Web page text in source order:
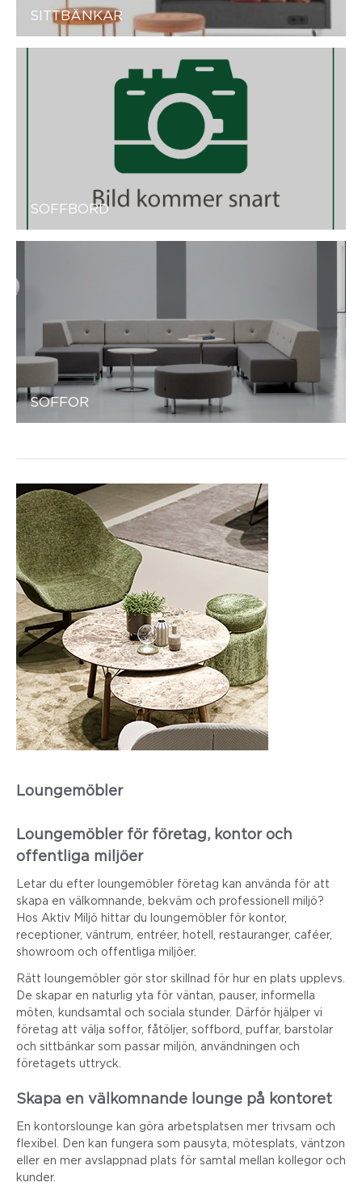
SITTBÄNKAR
SOFFBORD
SOFFOR
Loungemöbler
Loungemöbler för företag, kontor och
offentliga miljöer
Letar du efter loungemöbler företag kan använda för att
skapa en välkomnande, bekväm och professionell miljö?
Hos Aktiv Miljö hittar du loungemöbler för kontor,
receptioner, väntrum, entréer, hotell, restauranger, caféer,
showroom och offentliga miljöer.
Rätt loungemöbler gör stor skillnad för hur en plats upplevs.
De skapar en naturlig yta för väntan, pauser, informella
möten, kundsamtal och sociala stunder. Därför hjälper vi
företag att välja soffor, fåtöljer, soffbord, puffar, barstolar
och sittbänkar som passar miljön, användningen och
företagets uttryck.
Skapa en välkomnande lounge på kontoret
En kontorslounge kan göra arbetsplatsen mer trivsam och
flexibel. Den kan fungera som pausyta, mötesplats, väntzon
eller en mer avslappnad plats för samtal mellan kollegor och
kunder.